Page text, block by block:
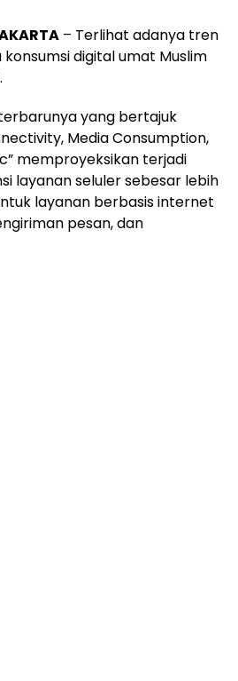
– Terlihat adanya tren
digital umat Muslim
yang bertajuk
Media Consumption,
memproyeksikan terjadi
layanan seluler sebesar lebih
layanan berbasis internet
pesan, dan